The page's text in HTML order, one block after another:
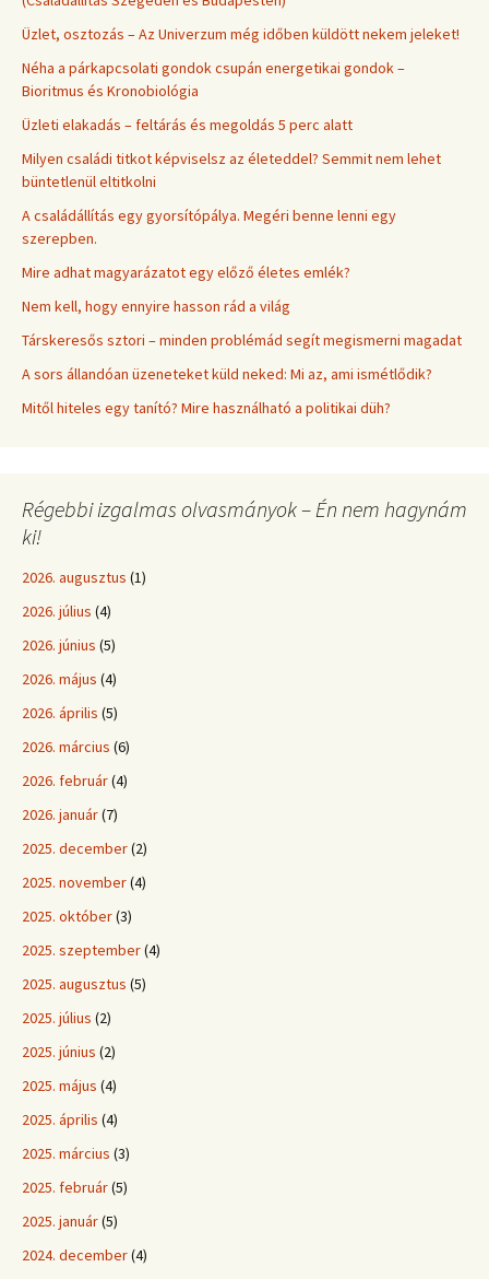
Üzlet, osztozás – Az Univerzum még időben küldött nekem jeleket!
Néha a párkapcsolati gondok csupán energetikai gondok –
Bioritmus és Kronobiológia
Üzleti elakadás – feltárás és megoldás 5 perc alatt
Milyen családi titkot képviselsz az életeddel? Semmit nem lehet
büntetlenül eltitkolni
A családállítás egy gyorsítópálya. Megéri benne lenni egy
szerepben.
Mire adhat magyarázatot egy előző életes emlék?
Nem kell, hogy ennyire hasson rád a világ
Társkeresős sztori – minden problémád segít megismerni magadat
A sors állandóan üzeneteket küld neked: Mi az, ami ismétlődik?
Mitől hiteles egy tanító? Mire használható a politikai düh?
Régebbi izgalmas olvasmányok – Én nem hagynám
ki!
2026. augusztus (1)
2026. július (4)
2026. június (5)
2026. május (4)
2026. április (5)
2026. március (6)
2026. február(4)
2026. január(7)
2025. december(2)
2025. november(4)
2025. október(3)
2025. szeptember(4)
2025. augusztus (5)
2025. július (2)
2025. június (2)
2025. május (4)
2025. április (4)
2025. március (3)
2025. február(5)
2025. január(5)
2024. december(4)